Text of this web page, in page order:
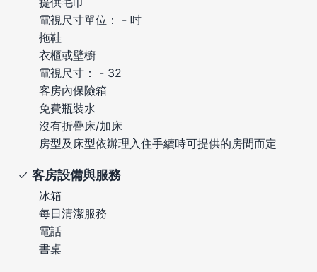
電視尺寸單位： - 吋
拖鞋
衣櫃或壁櫥
電視尺寸： - 32
客房內保險箱
免費瓶裝水
沒有折疊床/加床
房型及床型依辦理入住手續時可提供的房間而定
客房設備與服務
冰箱
每日清潔服務
電話
書桌